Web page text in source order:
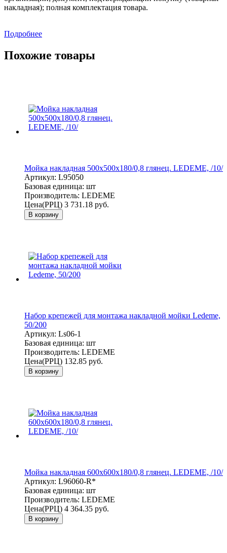
накладная); полная комплектация товара.
Подробнее
Похожие товары
Мойка накладная 500х500х180/0,8 глянец. LEDEME, /10/
Артикул: L95050
Базовая единица: шт
Производитель: LEDEME
Цена(РРЦ) 3 731.18 руб.
В корзину
Набор крепежей для монтажа накладной мойки Ledeme,
50/200
Артикул: Ls06-1
Базовая единица: шт
Производитель: LEDEME
Цена(РРЦ) 132.85 руб.
В корзину
Мойка накладная 600х600х180/0,8 глянец. LEDEME, /10/
Артикул: L96060-R*
Базовая единица: шт
Производитель: LEDEME
Цена(РРЦ) 4 364.35 руб.
В корзину